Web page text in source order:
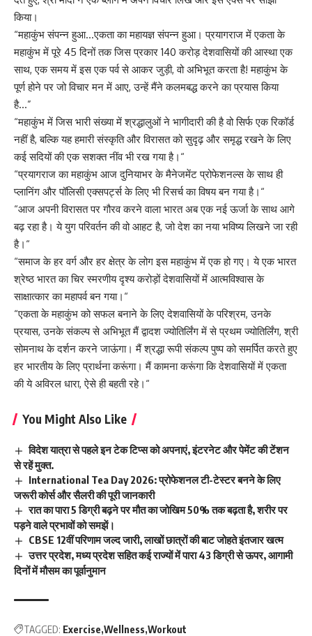
किया।
“महाकुंभ संपन्न हुआ…एकता का महायज्ञ संपन्न हुआ। प्रयागराज में एकता के
महाकुंभ में पूरे 45 दिनों तक जिस प्रकार 140 करोड़ देशवासियों की आस्था एक
साथ, एक समय में इस एक पर्व से आकर जुड़ी, वो अभिभूत करता है! महाकुंभ के
पूर्ण होने पर जो विचार मन में आए, उन्हें मैंने कलमबद्ध करने का प्रयास किया
है…”
“महाकुंभ में जिस भारी संख्या में श्रद्धालुओं ने भागीदारी की है वो सिर्फ एक रिकॉर्ड
नहीं है, बल्कि यह हमारी संस्कृति और विरासत को सुदृढ़ और समृद्ध रखने के लिए
कई सदियों की एक सशक्त नींव भी रख गया है।“
“प्रयागराज का महाकुंभ आज दुनियाभर के मैनेजमेंट प्रोफेशनल्स के साथ ही
प्लानिंग और पॉलिसी एक्सपर्ट्स के लिए भी रिसर्च का विषय बन गया है।“
“आज अपनी विरासत पर गौरव करने वाला भारत अब एक नई ऊर्जा के साथ आगे
बढ़ रहा है। ये युग परिवर्तन की वो आहट है, जो देश का नया भविष्य लिखने जा रही
है।“
“समाज के हर वर्ग और हर क्षेत्र के लोग इस महाकुंभ में एक हो गए। ये एक भारत
श्रेष्ठ भारत का चिर स्मरणीय दृश्य करोड़ों देशवासियों में आत्मविश्वास के
साक्षात्कार का महापर्व बन गया।“
“एकता के महाकुंभ को सफल बनाने के लिए देशवासियों के परिश्रम, उनके
प्रयास, उनके संकल्प से अभिभूत मैं द्वादश ज्योतिर्लिंग में से प्रथम ज्योतिर्लिंग, श्री
सोमनाथ के दर्शन करने जाऊंगा। मैं श्रद्धा रूपी संकल्प पुष्प को समर्पित करते हुए
हर भारतीय के लिए प्रार्थना करूंगा। मैं कामना करूंगा कि देशवासियों में एकता
की ये अविरल धारा, ऐसे ही बहती रहे।“
You Might Also Like
विदेश यात्रा से पहले इन टेक टिप्स को अपनाएं, इंटरनेट और पेमेंट की टेंशन
से रहें मुक्त.
International Tea Day 2026: प्रोफेशनल टी-टेस्टर बनने के लिए
जरूरी कोर्स और सैलरी की पूरी जानकारी
रात का पारा 5 डिग्री बढ़ने पर मौत का जोखिम 50% तक बढ़ता है, शरीर पर
पड़ने वाले प्रभावों को समझें।
CBSE 12वीं परिणाम जल्द जारी, लाखों छात्रों की बाट जोहते इंतजार खत्म
उत्तर प्रदेश, मध्य प्रदेश सहित कई राज्यों में पारा 43 डिग्री से ऊपर, आगामी
दिनों में मौसम का पूर्वानुमान
TAGGED: Exercise Wellness Workout